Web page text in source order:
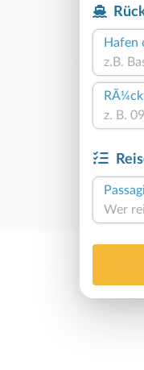
Hafen
Wer